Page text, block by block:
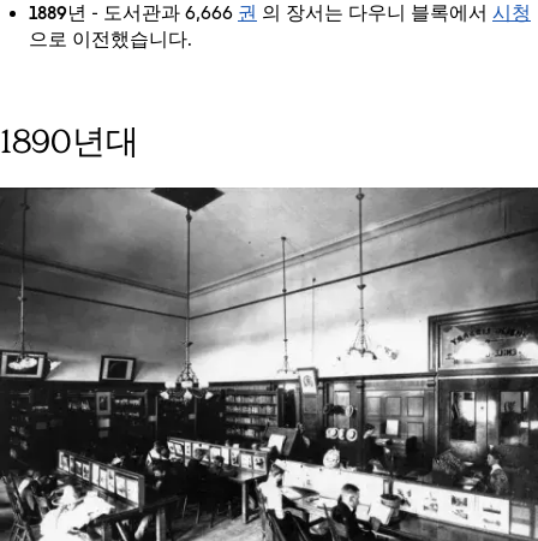
1889년 - 도서관과 6,666 권 의 장서는 다우니 블록에서 시청
으로 이전했습니다.
1890년대